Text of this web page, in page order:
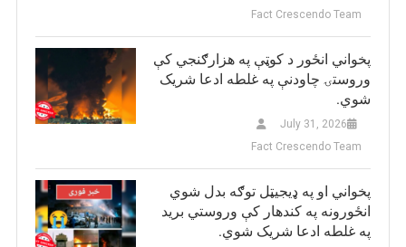
Fact Crescendo Team
پخواني انځور د کوټې په هزارګنجي کې
وروستۍ چاودنې په غلطه ادعا شریک
شوي.
July 31, 2026
Fact Crescendo Team
پخواني او په ډيجيټل توګه بدل شوي
انځورونه په کندهار کې وروستي برید
په غلطه ادعا شریک شوي.